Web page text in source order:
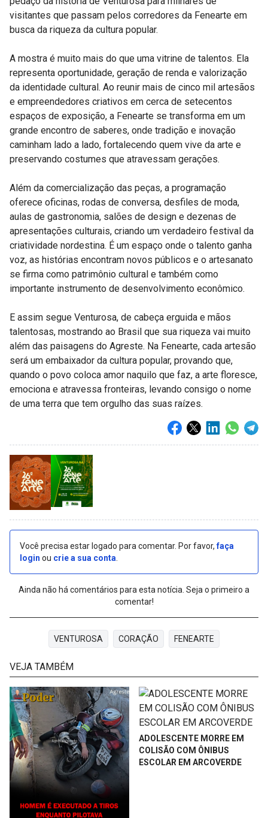
visitantes que passam pelos corredores da Fenearte em
busca da riqueza da cultura popular.
A mostra é muito mais do que uma vitrine de talentos. Ela
representa oportunidade, geração de renda e valorização
da identidade cultural. Ao reunir mais de cinco mil artesãos
e empreendedores criativos em cerca de setecentos
espaços de exposição, a Fenearte se transforma em um
grande encontro de saberes, onde tradição e inovação
caminham lado a lado, fortalecendo quem vive da arte e
preservando costumes que atravessam gerações.
Além da comercialização das peças, a programação
oferece oficinas, rodas de conversa, desfiles de moda,
aulas de gastronomia, salões de design e dezenas de
apresentações culturais, criando um verdadeiro festival da
criatividade nordestina. É um espaço onde o talento ganha
voz, as histórias encontram novos públicos e o artesanato
se firma como patrimônio cultural e também como
importante instrumento de desenvolvimento econômico.
E assim segue Venturosa, de cabeça erguida e mãos
talentosas, mostrando ao Brasil que sua riqueza vai muito
além das paisagens do Agreste. Na Fenearte, cada artesão
será um embaixador da cultura popular, provando que,
quando o povo coloca amor naquilo que faz, a arte floresce,
emociona e atravessa fronteiras, levando consigo o nome
de uma terra que tem orgulho das suas raízes.
Você precisa estar logado para comentar. Por favor,faça
login ou crie a sua conta
Ainda não há comentários para esta notícia. Seja o primeiro a
comentar!
VENTUROSA CORAÇÃO FENEARTE
VEJA TAMBÉM
ADOLESCENTE MORRE EM
COLISÃO COM ÔNIBUS
ESCOLAR EM ARCOVERDE